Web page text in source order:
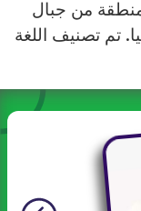
منطقة من جبال
تم تصنيف اللغة